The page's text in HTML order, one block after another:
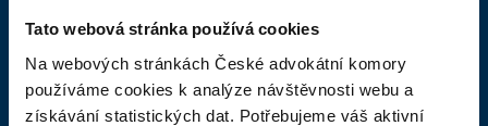
Tato webová stránka používá cookies
Na webových stránkách České advokátní komory
používáme cookies k analýze návštěvnosti webu a
získávání statistických dat. Potřebujeme váš aktivní
ČAK
Domů